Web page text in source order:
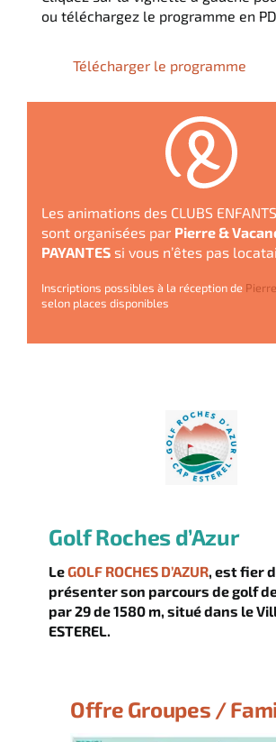
ou téléchargez le programme en
Télécharger le programme
Les animations des CLUBS
sont organisées par Pierre &
PAYANTESsi vous n’êtes pas
Inscriptions possibles à la réception de
selon places disponibles
Golf Roches d’Azur
LeGOLF ROCHES D’AZUR, est fier
présenter son parcours de golf
par 29 de 1580 m, situé dans le
ESTEREL.
Offre Groupes /